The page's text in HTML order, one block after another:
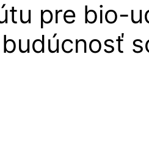
pre bio-